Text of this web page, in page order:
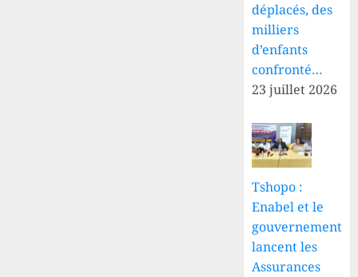
déplacés, des
milliers
d’enfants
confronté…
23 juillet 2026
Tshopo :
Enabel et le
gouvernement
lancent les
Assurances